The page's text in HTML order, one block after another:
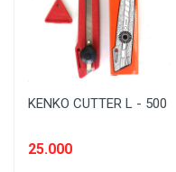
KENKO CUTTER L - 500
25.000